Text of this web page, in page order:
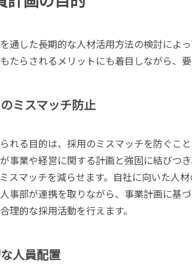
通した長期的な人材活用方法の検討によ
たらされるメリットにも着目しながら、
ミスマッチ防止
れる目的は、採用のミスマッチを防ぐこと
事業や経営に関する計画と強固に結びつ
スマッチを減らせます。自社に向いた人材
事部が連携を取りながら、事業計画に基
理的な採用活動を行えます。
人員配置